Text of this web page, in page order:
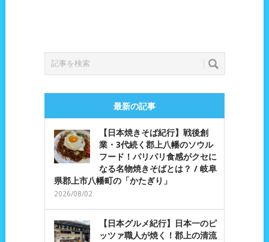
最新の記事
【日本焼きそば紀行】戦後創
業・3代続く郡上八幡のソウル
フード！パリパリ食感がクセに
なる名物焼きそばとは？ / 岐阜
県郡上市八幡町の「かたぎり」
2026/08/02
【日本グルメ紀行】日本一のピ
ッツァ職人が焼く！郡上の清流